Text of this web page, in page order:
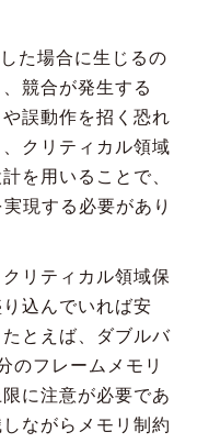
た場合に生じるの
競合が発生する
誤動作を招く恐れ
クリティカル領域
を用いることで、
現する必要があり
リティカル領域保
込んでいれば安
とえば、ダブルバ
のフレームメモリ
に注意が必要であ
ながらメモリ制約